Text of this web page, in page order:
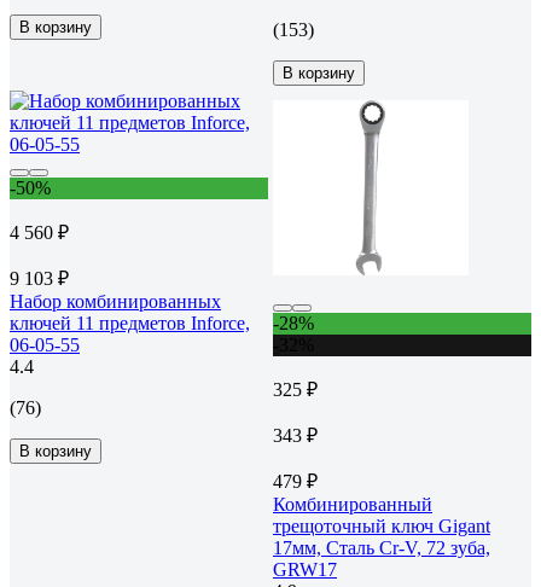
В корзину
(153)
В корзину
-50%
4 560 ₽
9 103 ₽
Набор комбинированных
ключей 11 предметов Inforce,
06-05-55
4.4
(76)
В корзину
-28%
325 ₽
343 ₽
479 ₽
Комбинированный
трещоточный ключ Gigant
17мм, Сталь Cr-V, 72 зуба,
GRW17